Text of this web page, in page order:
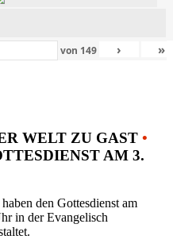
von 149 › »
WELT ZU GAST •
AM 3.
den Gottesdienst am
in der Evangelisch